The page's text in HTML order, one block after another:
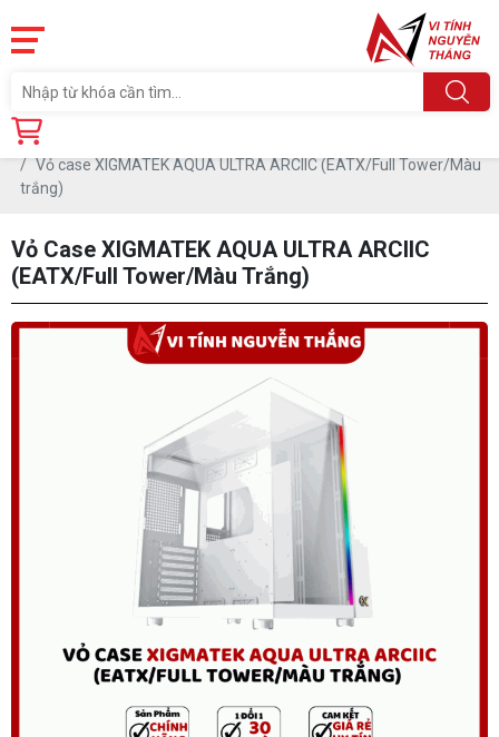
Trang chủ
Vỏ case XIGMATEK AQUA ULTRA ARCIIC (EATX/Full Tower/Màu
trắng)
Vỏ Case XIGMATEK AQUA ULTRA ARCIIC
(EATX/Full Tower/Màu Trắng)